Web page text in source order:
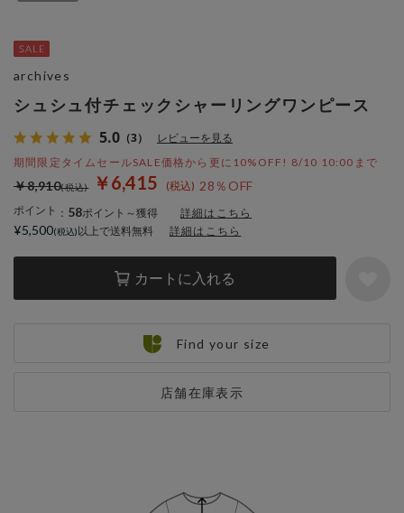
シュシュ付チェックシャーリングワンピース
5.0 （3） レビューを見る
期間限定タイムセールSALE価格から更に10%OFF! 8/10 10:00まで
￥6,415 28％OFF
￥8,910
ポイント ： 58ポイント～獲得 詳細はこちら
カートに入れる
店舗在庫表示
archives
¥5,500 以上で送料無料 詳細はこちら
Find your size